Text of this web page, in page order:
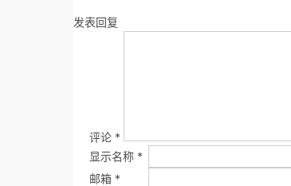
发表回复
评论 *
显示名称 *
邮箱 *